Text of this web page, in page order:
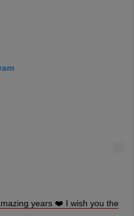
years ❤️ I wish you the